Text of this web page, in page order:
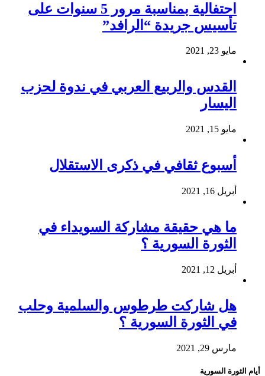
احتفالية بمناسبة مرور 5 سنوات على
تأسيس جريدة “الرافد”
مايو 23, 2021
القدس والربيع العربي في ندوة لحزب
اليسار
مايو 15, 2021
أسبوع ثقافي في ذكرى الاستقلال
أبريل 16, 2021
ما هي حقيقة مشاركة السويداء في
الثورة السورية ؟
أبريل 12, 2021
هل شاركت طرطوس والسلمية وحلب
في الثورة السورية ؟
مارس 29, 2021
أيام الثورة السورية